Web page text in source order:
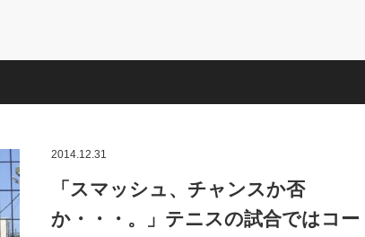
2014.12.31
「スマッシュ、チャンスか否
か・・・。」テニスの試合ではコー